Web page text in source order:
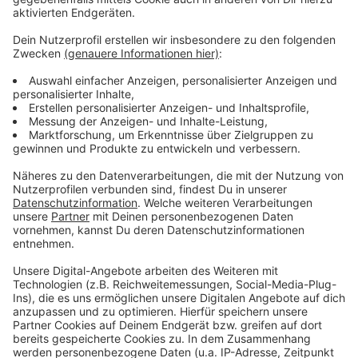
Anzeige
Der November hats in sich. Es ist kalt, dunkel und alles,
was wir übers Jahr aufgeschoben haben, wartet auf
uns. Wie sollen wir mit diesen Dingen nur umgehen? Am
besten mit Fachwissen und Humor. Dr. Leon
Windscheid ist Psychologe, Podcaster und
Entertainer. Im Fernsehen erklärt er uns in Formaten
wie Terra X die Welt, mit seinemneuen
Bühnenprogramm "Alles perfekt"nimmt er uns die
Sorge, immer perfekt sein zu müssen. Im Januar hat er
uns schon Starthilfe fürs Jahr im Radio gegeben. Nun,
im November, gibt er uns Tipps, wie wir mit den ganz
normalen Dingen des Alltags fertig werden.
Anzeige